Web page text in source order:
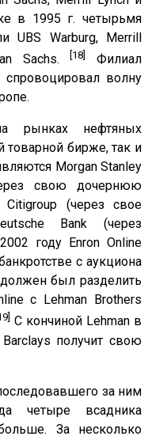
в 1995 г. четырьмя
UBS Warburg, Merrill
Sachs. [18]
Филиал
волну
рынках нефтяных
бирже, так и
Morgan Stanley
свою дочернюю
(через свое
Bank (через
году Enron Online
с аукциона
был разделить
с Lehman Brothers
С кончиной Lehman в
получит свою
за ним
четыре всадника
За несколько